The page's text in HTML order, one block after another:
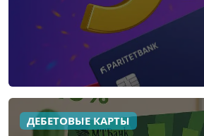
ДЕБЕТОВЫЕ КАРТЫ